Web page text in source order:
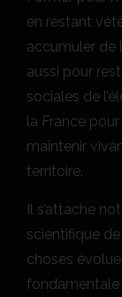
en restant
accumuler de
aussi pour
sociales de
la France
maintenir
territoire.
Il s’attache
scientifique
choses
fondamentale